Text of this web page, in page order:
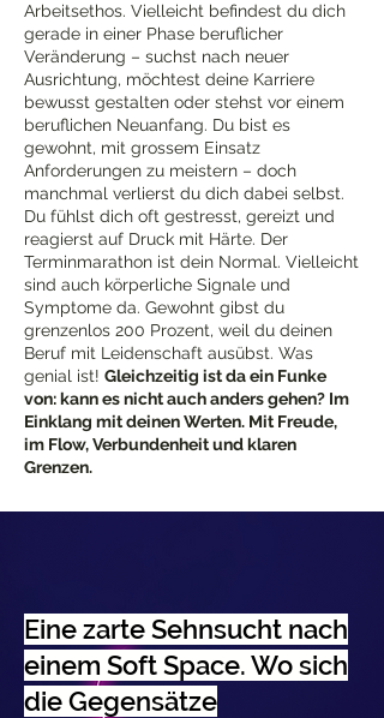
Arbeitsethos. Vielleicht befindest du dich
gerade in einer Phase beruflicher
Veränderung – suchst nach neuer
Ausrichtung, möchtest deine Karriere
bewusst gestalten oder stehst vor einem
beruflichen Neuanfang. Du bist es
gewohnt, mit grossem Einsatz
Anforderungen zu meistern – doch
manchmal verlierst du dich dabei selbst.
Du fühlst dich oft gestresst, gereizt und
reagierst auf Druck mit Härte. Der
Terminmarathon ist dein Normal. Vielleicht
sind auch körperliche Signale und
Symptome da. Gewohnt gibst du
grenzenlos 200 Prozent, weil du deinen
Beruf mit Leidenschaft ausübst. Was
genial ist! Gleichzeitig ist da ein Funke
von: kann es nicht auch anders gehen? Im
Einklang mit deinen Werten. Mit Freude,
im Flow, Verbundenheit und klaren
Grenzen.
Eine zarte Sehnsucht nach
einem Soft Space. Wo sich
die Gegensätze